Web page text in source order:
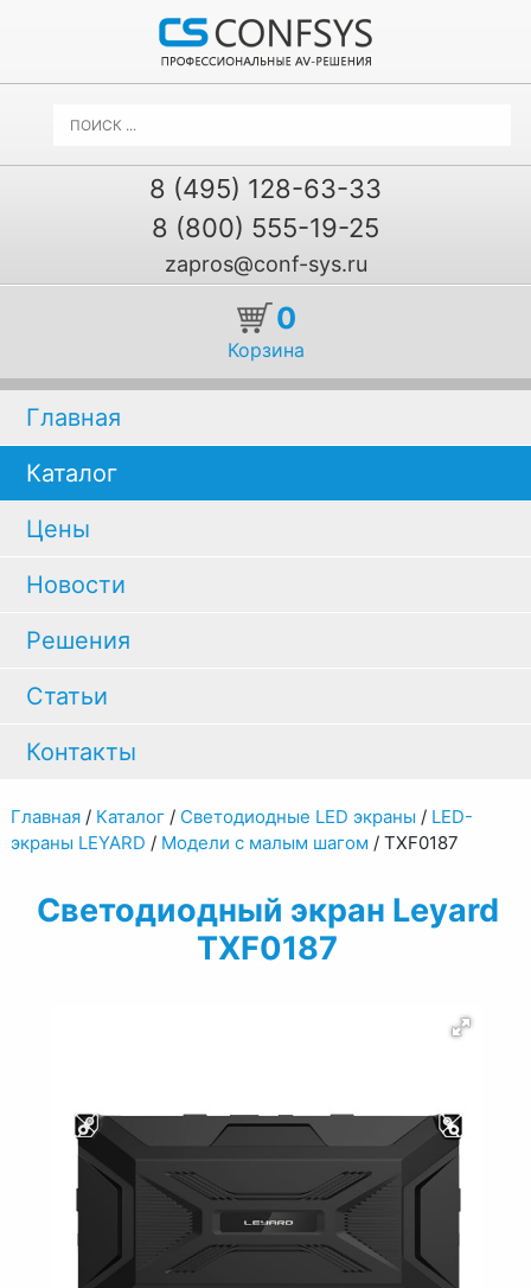
8 (495) 128-63-33
8 (800) 555-19-25
zapros@conf-sys.ru
0
Корзина
Главная
Каталог
Цены
Новости
Решения
Статьи
Контакты
Главная/ Каталог/ Светодиодные LED экраны / LED-
экраны LEYARD / Модели с малым шагом / TXF0187
Светодиодный экран Leyard
TXF0187